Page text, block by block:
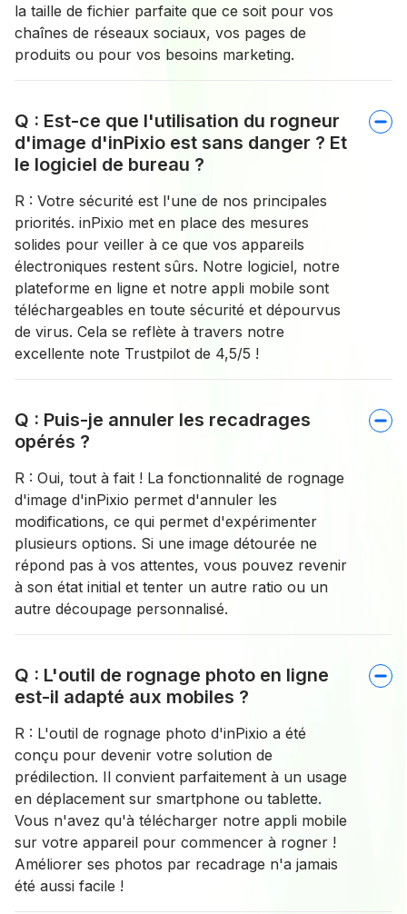
la taille de fichier parfaite que ce soit pour vos
chaînes de réseaux sociaux, vos pages de
produits ou pour vos besoins marketing.
Q : Est-ce que l'utilisation du rogneur
d'image d'inPixio est sans danger ? Et
le logiciel de bureau ?
R : Votre sécurité est l'une de nos principales
priorités. inPixio met en place des mesures
solides pour veiller à ce que vos appareils
électroniques restent sûrs. Notre logiciel, notre
plateforme en ligne et notre appli mobile sont
téléchargeables en toute sécurité et dépourvus
de virus. Cela se reflète à travers notre
excellente note Trustpilot de 4,5/5 !
Q : Puis-je annuler les recadrages
opérés ?
R : Oui, tout à fait ! La fonctionnalité de rognage
d'image d'inPixio permet d'annuler les
modifications, ce qui permet d'expérimenter
plusieurs options. Si une image détourée ne
répond pas à vos attentes, vous pouvez revenir
à son état initial et tenter un autre ratio ou un
autre découpage personnalisé.
Q : L'outil de rognage photo en ligne
est-il adapté aux mobiles ?
R : L'outil de rognage photo d'inPixio a été
conçu pour devenir votre solution de
prédilection. Il convient parfaitement à un usage
en déplacement sur smartphone ou tablette.
Vous n'avez qu'à télécharger notre appli mobile
sur votre appareil pour commencer à rogner !
Améliorer ses photos par recadrage n'a jamais
été aussi facile !